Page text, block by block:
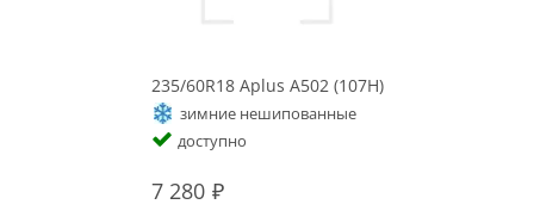
235/60R18 Aplus A502 (107H)
зимние нешипованные
доступно
7 280